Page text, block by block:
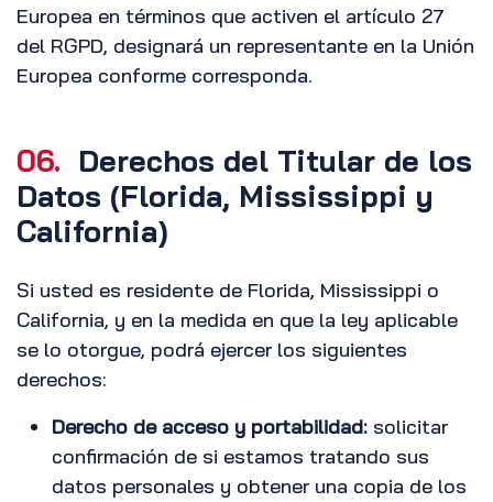
Europea en términos que activen el artículo 27
del RGPD, designará un representante en la Unión
Europea conforme corresponda.
06. Derechos del Titular de los
Datos (Florida, Mississippi y
California)
Si usted es residente de Florida, Mississippi o
California, y en la medida en que la ley aplicable
se lo otorgue, podrá ejercer los siguientes
derechos:
Derecho de acceso y portabilidad: solicitar
confirmación de si estamos tratando sus
datos personales y obtener una copia de los